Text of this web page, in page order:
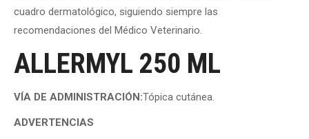
cuadro dermatológico, siguiendo siempre las
recomendaciones del Médico Veterinario.
ALLERMYL 250 ML
VÍA DE ADMINISTRACIÓN:Tópica cutánea.
ADVERTENCIAS